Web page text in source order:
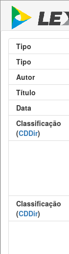
Tipo
Tipo
Autor
Título
Data
Classificação
(CDDir)
Classificação
(CDDir)